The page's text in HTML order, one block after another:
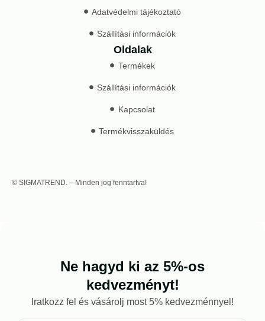
Adatvédelmi tájékoztató
Szállítási információk
Oldalak
Termékek
Szállítási információk
Kapcsolat
Termékvisszaküldés
© SIGMATREND. – Minden jog fenntartva!
Ne hagyd ki az 5%-os
kedvezményt!
Iratkozz fel és vásárolj most 5% kedvezménnyel!